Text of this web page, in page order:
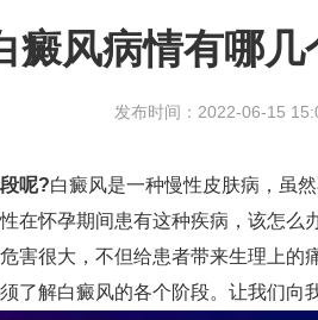
癜风病情有哪几
发布时间：2022-06-15
呢?白癜风是一种慢性皮肤病，虽
在怀孕期间患有这种疾病，该怎么
害很大，不但给患者带来生理上的
了解白癜风的各个阶段。让我们向